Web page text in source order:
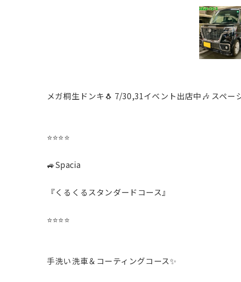
メガ桐生ドンキ🐧 7/30,31イベント出店中🎶 スペー
⭐️⭐️⭐️⭐️
🚙Spacia
『くるくるスタンダードコース』
⭐️⭐️⭐️⭐️
手洗い洗車＆コーティングコース✨️